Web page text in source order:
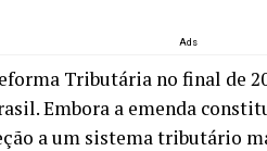
Ads
Tributária no final de
Embora a emenda
a um sistema tributário